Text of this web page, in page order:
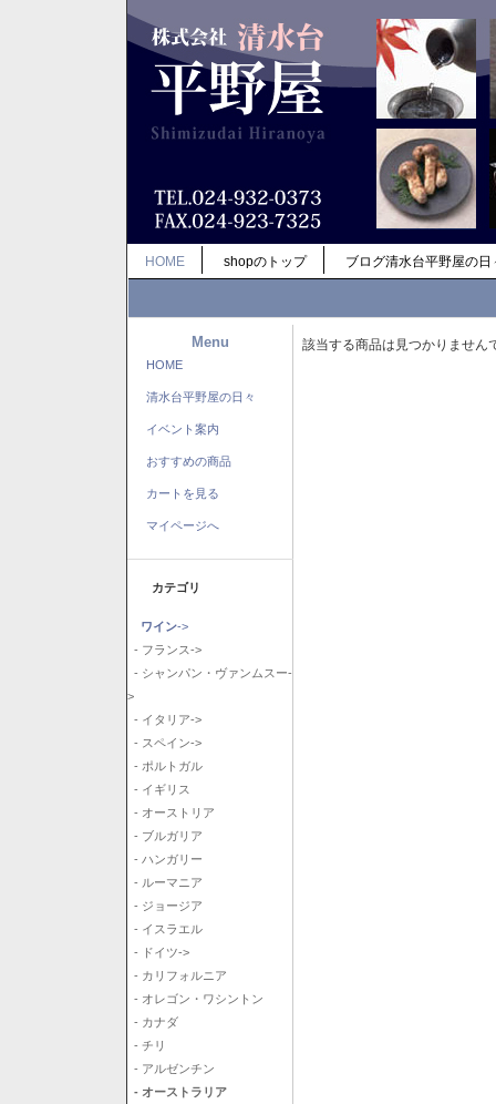
HOME shopのトップ ブログ清水台平野屋の日
Menu
HOME
清水台平野屋の日々
イベント案内
おすすめの商品
カートを見る
マイページへ
カテゴリ
ワイン->
- フランス->
- シャンパン・ヴァンムスー-
>
- イタリア->
- スペイン->
- ポルトガル
- イギリス
- オーストリア
- ブルガリア
- ハンガリー
- ルーマニア
- ジョージア
- イスラエル
- ドイツ->
- カリフォルニア
- オレゴン・ワシントン
- カナダ
- チリ
- アルゼンチン
- オーストラリア
該当する商品は見つかりません